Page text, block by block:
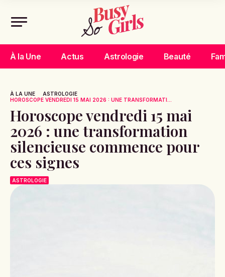
À la Une Actus Astrologie Beauté
À LA UNE
ASTROLOGIE
HOROSCOPE VENDREDI 15 MAI 2026 : UNE TRANSFORMATI...
Horoscope vendredi 15 mai
2026 : une transformation
silencieuse commence pour
ces signes
ASTROLOGIE